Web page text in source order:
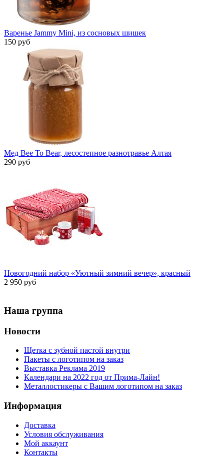
Варенье Jammy Mini, из сосновых шишек
150 руб
Мед Bee To Bear, лесостепное разнотравье Алтая
290 руб
Новогодний набор «Уютный зимний вечер», красный
2 950 руб
Наша группа
Новости
Щетка с зубной пастой внутри
Пакеты с логотипом на заказ
Выставка Реклама 2019
Календари на 2022 год от Прима-Лайн!
Металлостикеры с Вашим логотипом на заказ
Информация
Доставка
Условия обслуживания
Мой аккаунт
Контакты